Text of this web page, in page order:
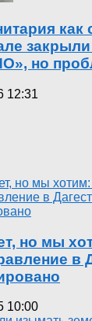
как
но
12:31
но мы
в
10:00